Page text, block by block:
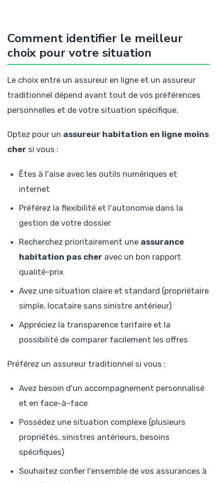
Comment identifier le meilleur
choix pour votre situation
Le choix entre un assureur en ligne et un assureur
traditionnel dépend avant tout de vos préférences
personnelles et de votre situation spécifique.
Optez pour un assureur habitation en ligne moins
cher si vous :
Êtes à l'aise avec les outils numériques et
internet
Préférez la flexibilité et l'autonomie dans la
gestion de votre dossier
Recherchez prioritairement une assurance
habitation pas cher avec un bon rapport
qualité-prix
Avez une situation claire et standard (propriétaire
simple, locataire sans sinistre antérieur)
Appréciez la transparence tarifaire et la
possibilité de comparer facilement les offres
Préférez un assureur traditionnel si vous :
Avez besoin d'un accompagnement personnalisé
et en face-à-face
Possédez une situation complexe (plusieurs
propriétés, sinistres antérieurs, besoins
spécifiques)
Souhaitez confier l'ensemble de vos assurances à